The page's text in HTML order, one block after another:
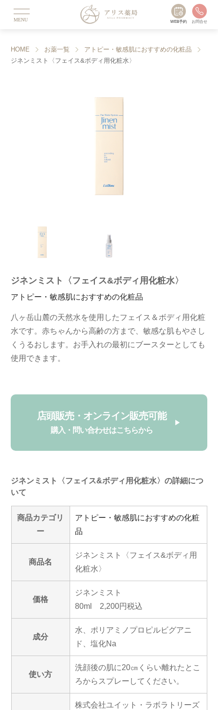
MENU WEB予約 お問合せ
HOME お薬一覧
アトピー・敏感肌におすすめの化粧品
ジネンミスト〈フェイス&ボディ用化粧水〉
ジネンミスト〈フェイス&ボディ用化粧水〉
アトピー・敏感肌におすすめの化粧品
八ヶ岳山麓の天然水を使用したフェイス＆ボディ用化粧
水です。赤ちゃんから高齢の方まで、敏感な肌もやさし
くうるおします。お手入れの最初にブースターとしても
使用できます。
店頭販売・オンライン販売可能
購入・問い合わせはこちらから
ジネンミスト〈フェイス&ボディ用化粧水〉の詳細につ
いて
商品カテゴリ
ー
アトピー・敏感肌におすすめの化粧
品
商品名
ジネンミスト〈フェイス&ボディ用
化粧水〉
価格
ジネンミスト
80ml 2,200円税込
成分
水、ポリアミノプロピルビグアニ
ド、塩化Na
使い方
洗顔後の肌に20㎝くらい離れたとこ
ろからスプレーしてください。
株式会社ユイット・ラボラトリーズ